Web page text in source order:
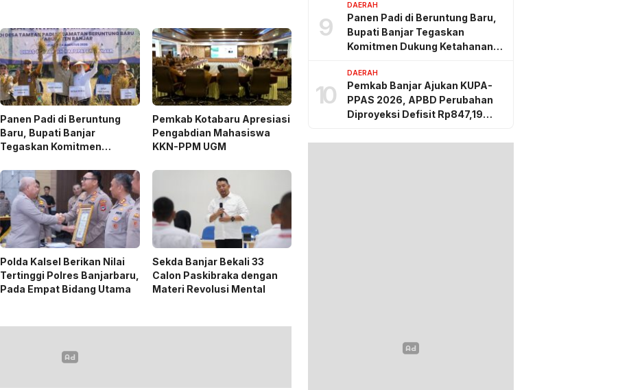
Panen Padi di Beruntung
Baru, Bupati Banjar
Tegaskan Komitmen
Pemkab Kotabaru Apresiasi
Pengabdian Mahasiswa
KKN-PPM UGM
Polda Kalsel Berikan Nilai
Tertinggi Polres Banjarbaru,
Pada Empat Bidang Utama
Sekda Banjar Bekali 33
Calon Paskibraka dengan
Materi Revolusi Mental
9
DAERAH
Panen Padi di Beruntung Baru,
Bupati Banjar Tegaskan
Komitmen Dukung Ketahanan
10
DAERAH
Pemkab Banjar Ajukan KUPA-
PPAS 2026, APBD Perubahan
Diproyeksi Defisit Rp847,19